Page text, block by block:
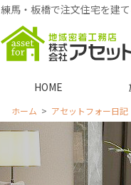
練馬・板橋で注文住宅を建
HOME
ホーム アセットフォー日記